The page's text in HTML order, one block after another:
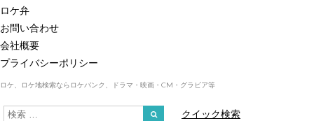
ロケ弁
お問い合わせ
会社概要
プライバシーポリシー
ロケ、ロケ地検索ならロケバンク、ドラマ・映画・CM・グラビア等
クイック検索